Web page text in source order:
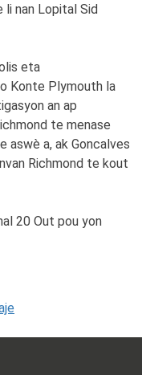
li nan Lopital Sid
eta
Konte Plymouth la
an ap
te menase
aswè a, ak Goncalves
Richmond te kout
20 Out pou yon